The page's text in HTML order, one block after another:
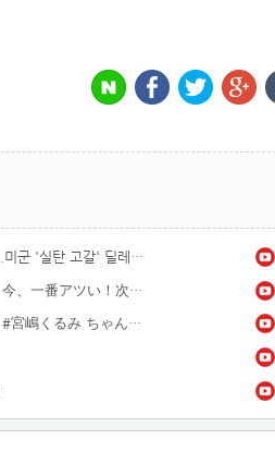
트럼프, 초강경 확전 경고...미군 '실탄 고갈' 딜레마 / YTN
【4Kムービーグラビア】今、一番アツい！次世代グラビアクイーン #白濱美兎 ちゃんのふわふわマシュマロ＆ダイナマイトボディがはじける！初夏の海＆プールでの水着撮影に最高画質で没入密着！【メイキング】
【4Kムービーグラビア】#宮嶋くるみ ちゃんと過ごす夏の始まり！“きゅるんっ！”としたクリクリの瞳と人懐っこい笑顔の小動物系愛されガールのキュートな水着撮影に最高画質で没入密着！【メイキング】